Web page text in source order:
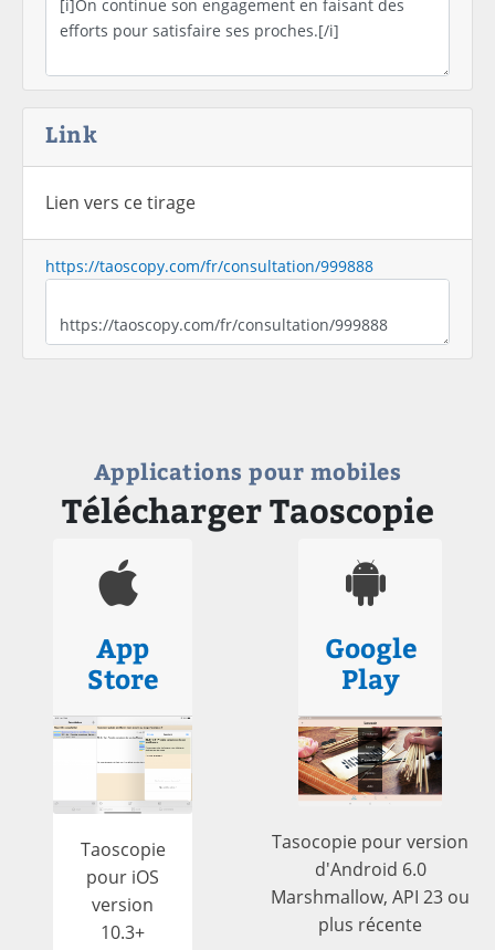
Link
Lien vers ce tirage
https://taoscopy.com/fr/consultation/999888
Applications pour mobiles
Télécharger Taoscopie
App
Store
Taoscopie
pour iOS
version
10.3+
Google
Play
Tasocopie pour version
d'Android 6.0
Marshmallow, API 23 ou
plus récente